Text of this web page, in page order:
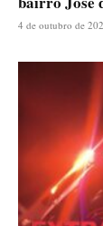
4 de outubro de